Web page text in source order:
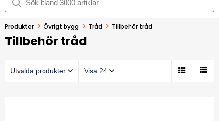
Produkter > Övrigt bygg > Tråd > Tillbehör tråd
Tillbehör tråd